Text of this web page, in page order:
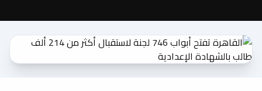
الشكاوي و المقترحات